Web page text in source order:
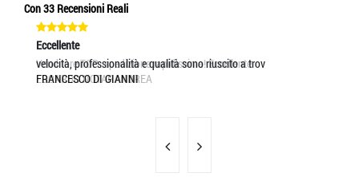
Con 33 Recensioni Reali
Eccellente
Venditore TOP...spedizione rapidissima! Eccellente
EDOARDO NOTARANDREA
Eccellente
velocità, professionalità e qualità sono riuscito a trov
FRANCESCO DI GIANNI